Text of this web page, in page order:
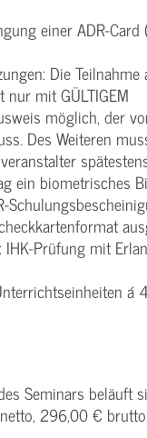
einer ADR-Card
Die
mit GÜLTIGEM
möglich, der
Des Weiteren
ein biometrisches
IHK-Prüfung mit
á
Seminars beläuft
296,00 € brutto.